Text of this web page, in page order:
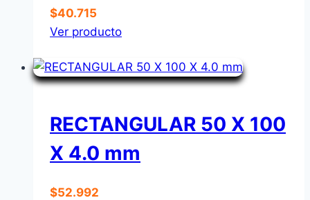
$40.715
Ver producto
RECTANGULAR 50 X 100
X 4.0 mm
$52.992